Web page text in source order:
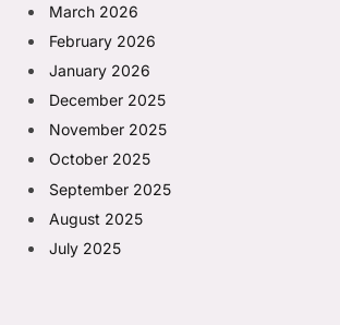
March 2026
February 2026
January 2026
December 2025
November 2025
October 2025
September 2025
August 2025
July 2025